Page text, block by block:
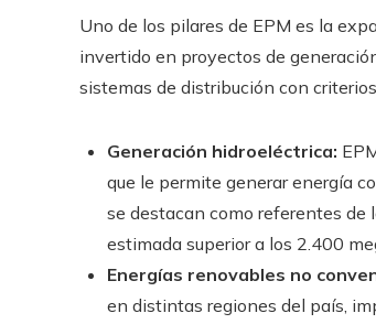
Uno de los pilares de EPM es la
invertido en proyectos de
sistemas de distribución con
Generación hidroeléctrica:
que le permite generar energía
se destacan como referentes de
estimada superior a los 2.400
Energías renovables no
en distintas regiones del país,